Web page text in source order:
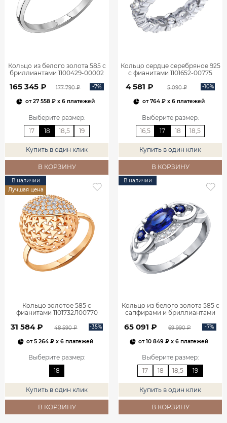
Кольцо из белого золота 585 с
бриллиантами 1100429-00002
165 345 ₽ 177 790 ₽ -7%
от27 558 ₽x 6 платежей
Выберите размер:
17
18 18,5 19
Купить в один клик
В КОРЗИНУ
Кольцо сердце серебряное 925
с фианитами 1101652-00775
4 581 ₽ 5 090 ₽ -10%
от764 ₽x 6 платежей
Выберите размер:
16,5
17 18 18,5
Купить в один клик
В КОРЗИНУ
В наличии
Лучшая цена
Кольцо золотое 585 с
фианитами 1101732Л00770
31 584 ₽ 48 590 ₽ -35%
от5 264 ₽ x 6 платежей
Выберите размер:
18
Купить в один клик
В КОРЗИНУ
В наличии
Кольцо из белого золота 585 с
сапфирами и бриллиантами
65 091 ₽ 69 990 ₽ -7%
от10 849 ₽ x 6 платежей
Выберите размер:
17
18 18,5 19
Купить в один клик
В КОРЗИНУ